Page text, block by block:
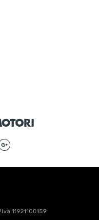
11921100159